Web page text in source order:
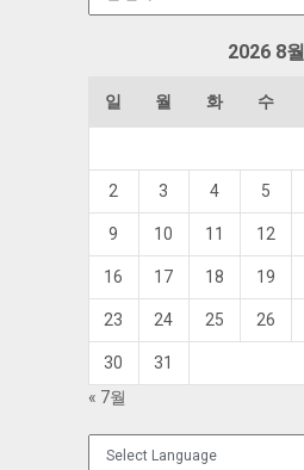
2026 8월
일 월 화 수
2 3 4 5
9 10 11 12
16 17 18 19
23 24 25 26
30
31
« 7월